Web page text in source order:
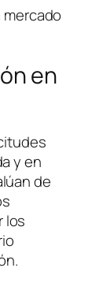
en
y en
de
los